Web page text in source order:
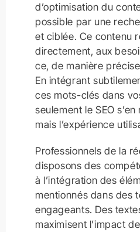
d’optimisation du
possible par une
et ciblée. Ce contenu
directement, aux
ce, de manière
En intégrant
ces mots-clés dans
seulement le SEO
mais l’expérience
Professionnels de la
disposons des
à l’intégration des
mentionnés dans des
engageants. Des
maximisent l’impact